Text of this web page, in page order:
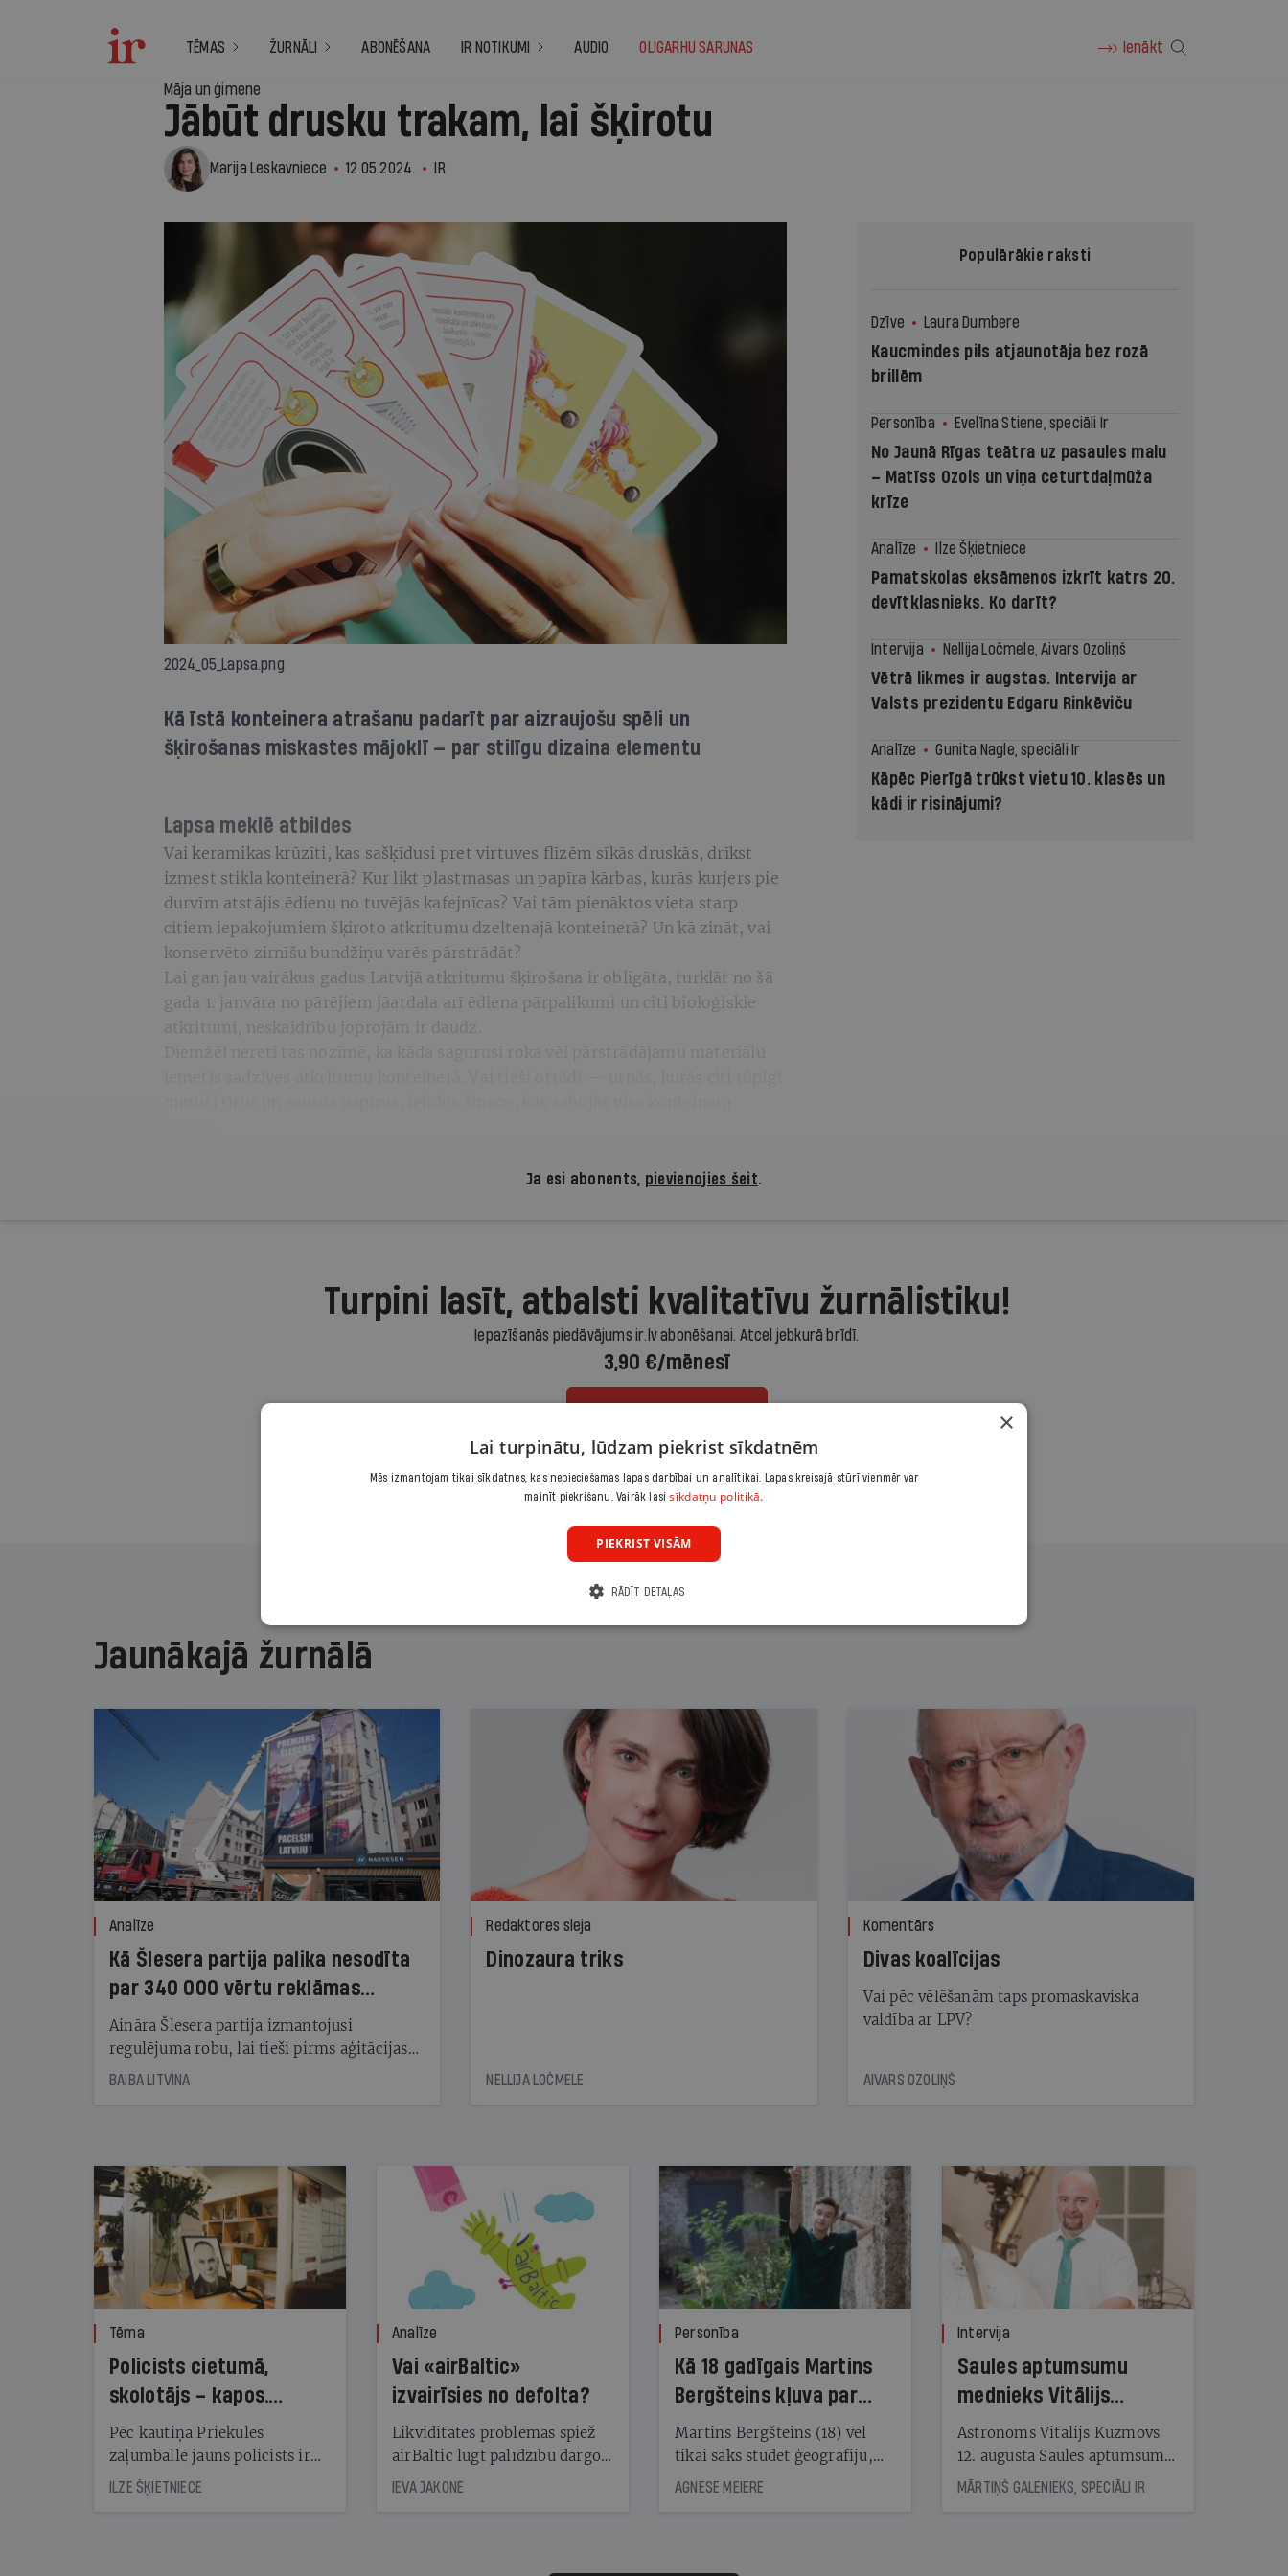
TĒMAS ŽURNĀLI ABONĒŠANA IR NOTIKUMI AUDIO OLIGARHU SARUNAS Ienākt
Māja un ģimene
Jābūt drusku trakam, lai šķirotu
Marija Leskavniece 12.05.2024. IR
2024_05_Lapsa.png
Kā īstā konteinera atrašanu padarīt par aizraujošu spēli un
šķirošanas miskastes mājoklī — par stilīgu dizaina elementu
Lapsa meklē atbildes
Vai keramikas krūzīti, kas sašķīdusi pret virtuves flīzēm sīkās druskās, drīkst
izmest stikla konteinerā? Kur likt plastmasas un papīra kārbas, kurās kurjers pie
durvīm atstājis ēdienu no tuvējās kafejnīcas? Vai tām pienāktos vieta starp
citiem iepakojumiem šķiroto atkritumu dzeltenajā konteinerā? Un kā zināt, vai
konservēto zirnīšu bundžiņu varēs pārstrādāt?
Lai gan jau vairākus gadus Latvijā atkritumu šķirošana ir obligāta, turklāt no šā
gada 1. janvāra no pārējiem jāatdala arī ēdiena pārpalikumi un citi bioloģiskie
atkritumi, neskaidrību joprojām ir daudz.
Populārākie raksti
Dzīve Laura Dumbere
Kaucmindes pils atjaunotāja bez rozā
brillēm
Personība Evelīna Stiene, speciāli Ir
No Jaunā Rīgas teātra uz pasaules malu
– Matīss Ozols un viņa ceturtdaļmūža
krīze
Analīze Ilze Šķietniece
Pamatskolas eksāmenos izkrīt katrs 20.
devītklasnieks. Ko darīt?
Intervija Nellija Ločmele, Aivars Ozoliņš
Vētrā likmes ir augstas. Intervija ar
Valsts prezidentu Edgaru Rinkēviču
Analīze Gunita Nagle, speciāli Ir
Kāpēc Pierīgā trūkst vietu 10. klasēs un
kādi ir risinājumi?
Ja esi abonents, pievienojies šeit.
Turpini lasīt, atbalsti kvalitatīvu žurnālistiku!
Iepazīšanās piedāvājums ir.lv abonēšanai. Atcel jebkurā brīdī.
3,90 €/mēnesī
Citas abonēšanas iespējas meklē šeit
Jaunākajā žurnālā
Analīze
Kā Šlesera partija palika nesodīta
par 340 000 vērtu reklāmas
kampaņu
Aināra Šlesera partija izmantojusi
regulējuma robu, lai tieši pirms aģitācijas
starta izreklamētos par summu, kas
BAIBA LITVINA
Redaktores sleja
Dinozaura triks
NELLIJA LOČMELE
Komentārs
Divas koalīcijas
Vai pēc vēlēšanām taps promaskaviska
valdība ar LPV?
AIVARS OZOLIŅŠ
Tēma
Policists cietumā,
skolotājs – kapos.
Reibuma cena Priekulē
Pēc kautiņa Priekules
zaļumballē jauns policists ir
nonācis cietumā, bet
cienījams pedagogs — kapos.
ILZE ŠĶIETNIECE
Analīze
Vai «airBaltic»
izvairīsies no defolta?
Likviditātes problēmas spiež
airBaltic lūgt palīdzību dārgo
obligāciju turētājiem, taču
samaksāt augstos procentus,
IEVA JAKONE
Personība
Kā 18 gadīgais Martins
Bergšteins kļuva par
laika ziņu seju?
Martins Bergšteins (18) vēl
tikai sāks studēt ģeogrāfiju,
bet viņa sacītajam jau uzticas
uzcītīga darba, mammas
AGNESE MEIERE
Intervija
Saules aptumsumu
mednieks Vitālijs
Kuzmovs
Astronoms Vitālijs Kuzmovs
12. augusta Saules aptumsumu
dosies vērot Maļorkā, kur tas
būs pilns. Jau nākamajā dienā
MĀRTIŅŠ GALENIEKS, SPECIĀLI IR
×
Lai turpinātu, lūdzam piekrist sīkdatnēm
Mēs izmantojam tikai sīkdatnes, kas nepieciešamas lapas darbībai un analītikai. Lapas kreisajā stūrī vienmēr var
mainīt piekrišanu. Vairāk lasisīkdatņu politikā.
PIEKRIST VISĀM
RĀDĪT DETAĻAS